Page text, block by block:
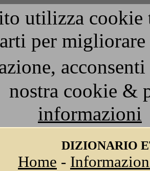
utilizza
per
nostra cookie &
informazioni
DIZIONARIO
Home -